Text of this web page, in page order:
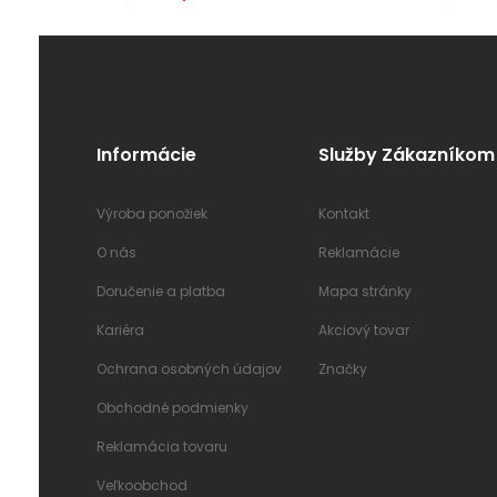
Informácie
Výroba ponožiek
O nás
Doručenie a platba
Kariéra
Ochrana osobných údajov
Obchodné podmienky
Reklamácia tovaru
Veľkoobchod
Služby Zákazníkom
Kontakt
Reklamácie
Mapa stránky
Akciový tovar
Značky